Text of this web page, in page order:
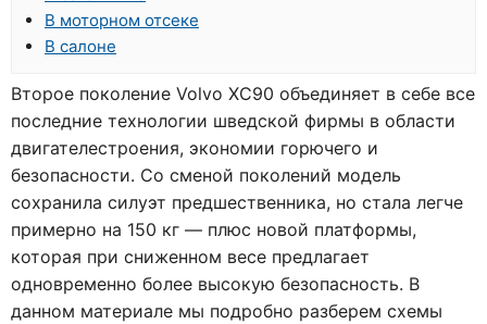
В моторном отсеке
В салоне
Второе поколение Volvo XC90 объединяет в себе все
последние технологии шведской фирмы в области
двигателестроения, экономии горючего и
безопасности. Со сменой поколений модель
сохранила силуэт предшественника, но стала легче
примерно на 150 кг — плюс новой платформы,
которая при сниженном весе предлагает
одновременно более высокую безопасность. В
данном материале мы подробно разберем схемы